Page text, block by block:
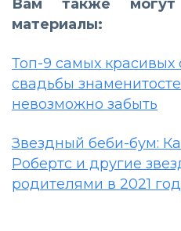
Вам также могут
материалы:
Топ-9 самых красивых
свадьбы
невозможно забыть
Звездный беби-бум:
Робертс и другие
родителями в 2021